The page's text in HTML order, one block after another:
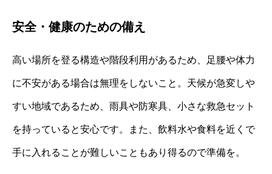
安全・健康のための備え
高い場所を登る構造や階段利用があるため、足腰や体力
に不安がある場合は無理をしないこと。天候が急変しや
すい地域であるため、雨具や防寒具、小さな救急セット
を持っていると安心です。また、飲料水や食料を近くで
手に入れることが難しいこともあり得るので準備を。